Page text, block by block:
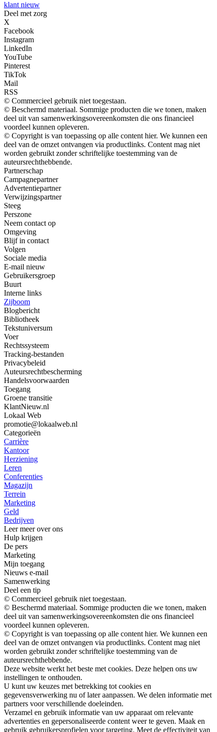
klant nieuw
Deel met zorg
X
Facebook
Instagram
LinkedIn
YouTube
Pinterest
TikTok
Mail
RSS
© Commercieel gebruik niet toegestaan.
© Beschermd materiaal. Sommige producten die we tonen, maken
deel uit van samenwerkingsovereenkomsten die ons financieel
voordeel kunnen opleveren.
© Copyright is van toepassing op alle content hier. We kunnen een
deel van de omzet ontvangen via productlinks. Content mag niet
worden gebruikt zonder schriftelijke toestemming van de
auteursrechthebbende.
Partnerschap
Campagnepartner
Advertentiepartner
Verwijzingspartner
Steeg
Perszone
Neem contact op
Omgeving
Blijf in contact
Volgen
Sociale media
E-mail nieuw
Gebruikersgroep
Buurt
Interne links
Zijboom
Blogbericht
Bibliotheek
Tekstuniversum
Voer
Rechtssysteem
Tracking-bestanden
Privacybeleid
Auteursrechtbescherming
Handelsvoorwaarden
Toegang
Groene transitie
KlantNieuw.nl
Lokaal Web
promotie@lokaalweb.nl
Categorieën
Carrière
Kantoor
Herziening
Leren
Conferenties
Magazijn
Terrein
Marketing
Geld
Bedrijven
Leer meer over ons
Hulp krijgen
De pers
Marketing
Mijn toegang
Nieuws e-mail
Samenwerking
Deel een tip
© Commercieel gebruik niet toegestaan.
© Beschermd materiaal. Sommige producten die we tonen, maken
deel uit van samenwerkingsovereenkomsten die ons financieel
voordeel kunnen opleveren.
© Copyright is van toepassing op alle content hier. We kunnen een
deel van de omzet ontvangen via productlinks. Content mag niet
worden gebruikt zonder schriftelijke toestemming van de
auteursrechthebbende.
Deze website werkt het beste met cookies. Deze helpen ons uw
instellingen te onthouden.
U kunt uw keuzes met betrekking tot cookies en
gegevensverwerking nu of later aanpassen. We delen informatie met
partners voor verschillende doeleinden.
Verzamel en gebruik informatie van uw apparaat om relevante
advertenties en gepersonaliseerde content weer te geven. Maak en
gebruik gebruikersprofielen voor targeting. Meet de effectiviteit van